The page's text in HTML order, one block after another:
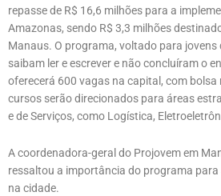
repasse de R$ 16,6 milhões para a
Amazonas, sendo R$ 3,3 milhões
Manaus. O programa, voltado para jovens
saibam ler e escrever e não concluíram o
oferecerá 600 vagas na capital, com bolsa
cursos serão direcionados para áreas
e de Serviços, como Logística,
A coordenadora-geral do Projovem em
ressaltou a importância do programa
na cidade.